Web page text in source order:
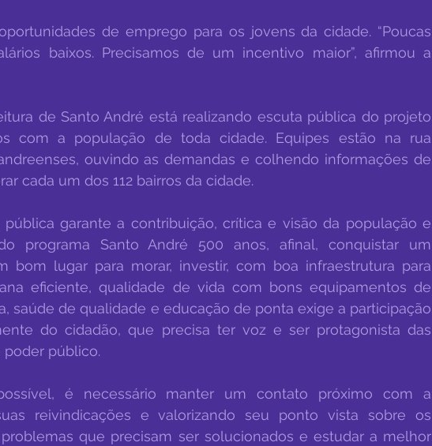
de emprego para os jovens da cidade. “Poucas
baixos. Precisamos de um incentivo maior”, afirmou a
de Santo André está realizando escuta pública do projeto
com a população de toda cidade. Equipes estão na rua
ouvindo as demandas e colhendo informações de
cada um dos 112 bairros da cidade.
garante a contribuição, crítica e visão da população e
programa Santo André 500 anos, afinal, conquistar um
bom lugar para morar, investir, com boa infraestrutura para
eficiente, qualidade de vida com bons equipamentos de
saúde de qualidade e educação de ponta exige a participação
do cidadão, que precisa ter voz e ser protagonista das
poder público.
é necessário manter um contato próximo com a
reivindicações e valorizando seu ponto vista sobre os
que precisam ser solucionados e estudar a melhor